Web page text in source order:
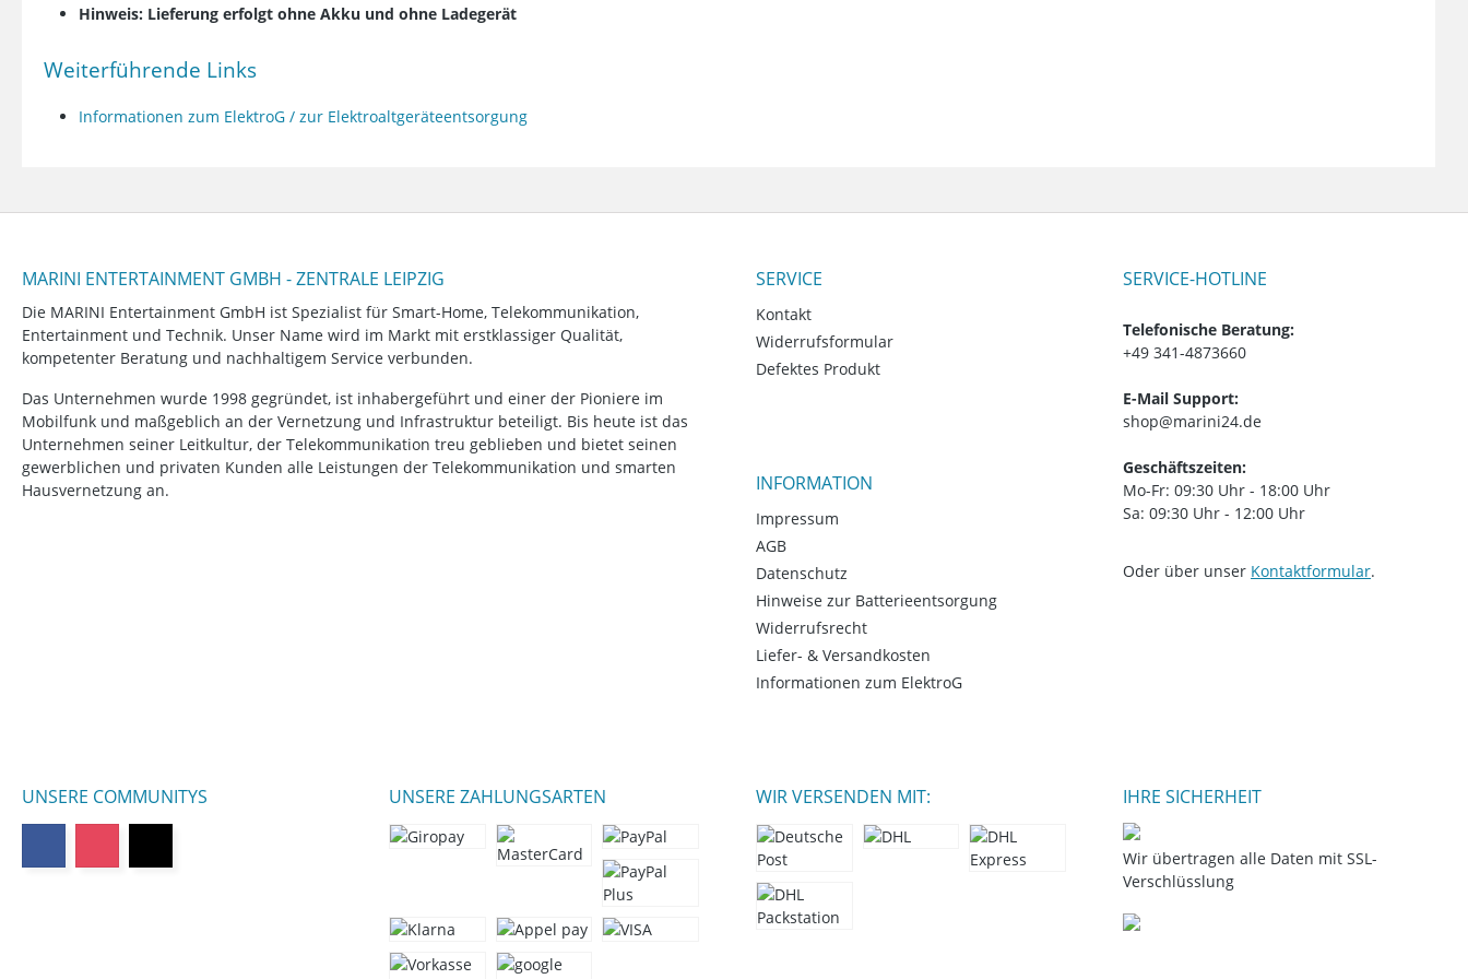
Hinweis: Lieferung erfolgt ohne Akku und ohne Ladegerät
Weiterführende Links
Informationen zum ElektroG / zur Elektroaltgeräteentsorgung
MARINI ENTERTAINMENT GMBH - ZENTRALE LEIPZIG
Die MARINI Entertainment GmbH ist Spezialist für Smart-Home, Telekommunikation,
Entertainment und Technik. Unser Name wird im Markt mit erstklassiger Qualität,
kompetenter Beratung und nachhaltigem Service verbunden.
Das Unternehmen wurde 1998 gegründet, ist inhabergeführt und einer der Pioniere im
Mobilfunk und maßgeblich an der Vernetzung und Infrastruktur beteiligt. Bis heute ist das
Unternehmen seiner Leitkultur, der Telekommunikation treu geblieben und bietet seinen
gewerblichen und privaten Kunden alle Leistungen der Telekommunikation und smarten
Hausvernetzung an.
SERVICE
Kontakt
Widerrufsformular
Defektes Produkt
INFORMATION
Impressum
AGB
Datenschutz
Hinweise zur Batterieentsorgung
Widerrufsrecht
Liefer- & Versandkosten
Informationen zum ElektroG
SERVICE-HOTLINE
Telefonische Beratung:
+49 341-4873660
E-Mail Support:
shop@marini24.de
Geschäftszeiten:
Mo-Fr: 09:30 Uhr - 18:00 Uhr
Sa: 09:30 Uhr - 12:00 Uhr
Oder über unser Kontaktformular.
UNSERE COMMUNITYS UNSERE ZAHLUNGSARTEN WIR VERSENDEN MIT: IHRE SICHERHEIT
Wir übertragen alle Daten mit SSL-
Verschlüsslung